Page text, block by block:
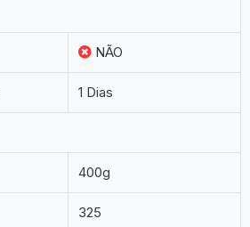
NÃO
1 Dias
400g
325